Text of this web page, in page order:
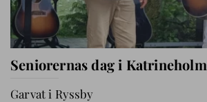
Seniorernas dag i Katrineholm
Garvat i Ryssby